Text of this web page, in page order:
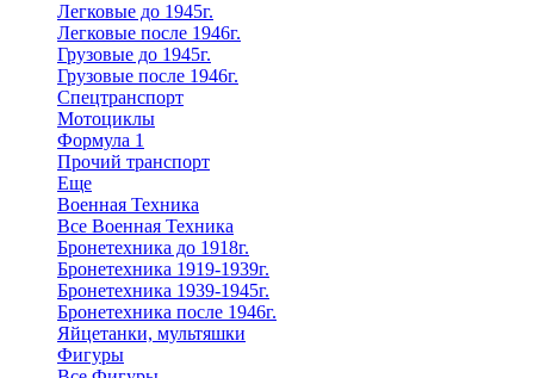
Легковые до 1945г.
Легковые после 1946г.
Грузовые до 1945г.
Грузовые после 1946г.
Спецтранспорт
Мотоциклы
Формула 1
Прочий транспорт
Еще
Военная Техника
Все Военная Техника
Бронетехника до 1918г.
Бронетехника 1919-1939г.
Бронетехника 1939-1945г.
Бронетехника после 1946г.
Яйцетанки, мультяшки
Фигуры